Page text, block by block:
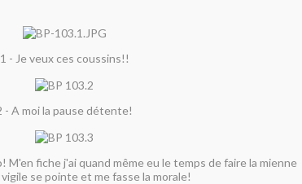
1 - Je veux ces coussins!!
- A moi la pause détente!
M'en fiche j'ai quand même eu le temps de faire la mienne
se pointe et me fasse la morale!